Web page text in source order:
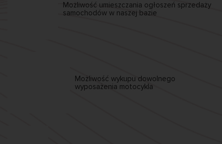
Możliwość umieszczania ogłoszeń sprzedaży
samochodów w naszej bazie
Możliwość wykupu dowolnego
wyposażenia motocykla